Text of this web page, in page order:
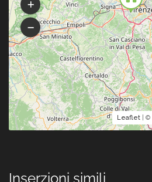
Leaflet | ©
Inserzioni simili